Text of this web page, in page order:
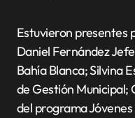
Estuvieron presentes
Daniel Fernández
Bahía Blanca; Silvina
de Gestión Municipal;
del programa